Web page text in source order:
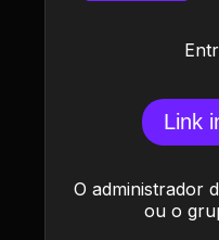
Link
O administrador
ou o